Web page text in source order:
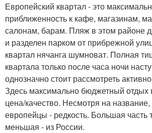
Европейский квартал - это
приближенность к кафе, магазинам,
салонам, барам. Пляж в этом районе
и разделен парком от прибрежной
квартал нячанга шумноват. Полная
квартала только после часа ночи
однозначно стоит рассмотреть
Здесь максимально бюджетный
цена/качество. Несмотря на название,
европейцы - редкость. Большая часть
меньшая - из России.